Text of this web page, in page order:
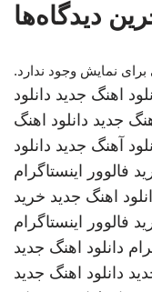
دیدگاه‌ها
برای نمایش وجود ندارد.
اهنگ جدید دانلود
جدید دانلود اهنگ
آهنگ جدید دانلود
فالوور اینستاگرام
اهنگ جدید خرید
فالوور اینستاگرام
دانلود اهنگ جدید
دانلود اهنگ جدید